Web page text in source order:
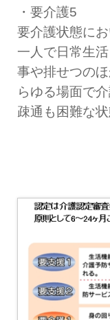
・要介護5
要介護状態に
一人で日常生
事や排せつの
らゆる場面で
疎通も困難な状